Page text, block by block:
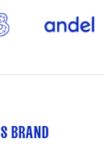
BRAND